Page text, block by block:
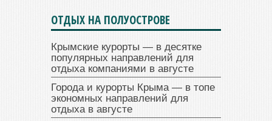
ОТДЫХ НА ПОЛУОСТРОВЕ
Крымские курорты — в десятке
популярных направлений для
отдыха компаниями в августе
Города и курорты Крыма — в топе
экономных направлений для
отдыха в августе